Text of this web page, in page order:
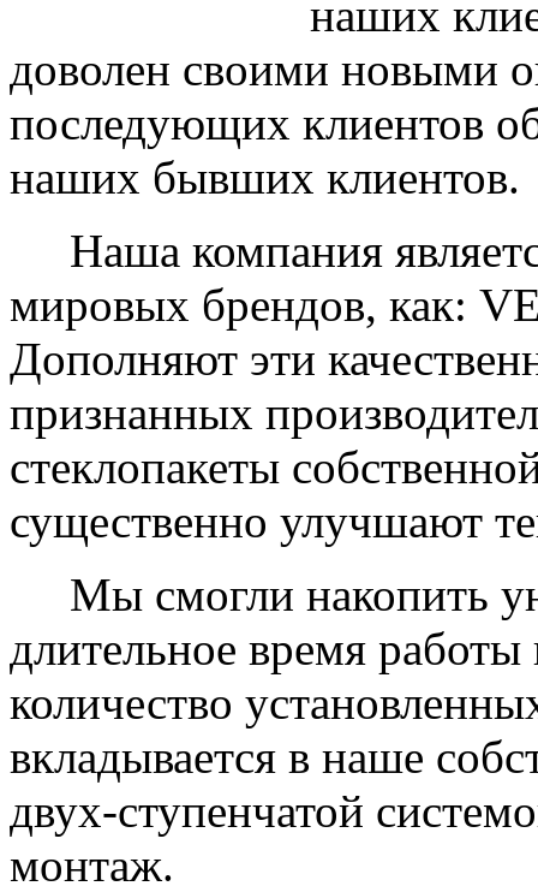
наших
доволен своими новыми
последующих клиентов
наших бывших клиентов.
Наша компания
мировых брендов, как:
Дополняют эти
признанных
стеклопакеты
существенно улучшают
Мы смогли накопить
длительное время
количество
вкладывается в наше
двух-ступенчатой
монтаж.